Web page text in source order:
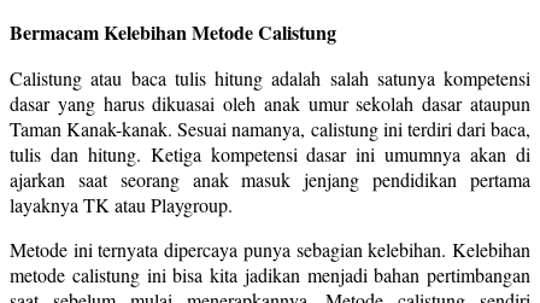
Bermacam Kelebihan Metode Calistung
Calistung atau baca tulis hitung adalah salah satunya kompetensi
dasar yang harus dikuasai oleh anak umur sekolah dasar ataupun
Taman Kanak-kanak. Sesuai namanya, calistung ini terdiri dari baca,
tulis dan hitung. Ketiga kompetensi dasar ini umumnya akan di
ajarkan saat seorang anak masuk jenjang pendidikan pertama
layaknya TK atau Playgroup.
Metode ini ternyata dipercaya punya sebagian kelebihan. Kelebihan
metode calistung ini bisa kita jadikan menjadi bahan pertimbangan